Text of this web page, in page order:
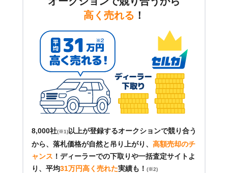
高く売れる ！
8,000社(※1) 以上が登録するオークションで競り合う
から、落札価格が自然と吊り上がり、 高額売却のチ
ャンス ！ ディーラーでの下取りや一括査定サイトよ
り、平均31万円高く売れた実績も！ (※2)